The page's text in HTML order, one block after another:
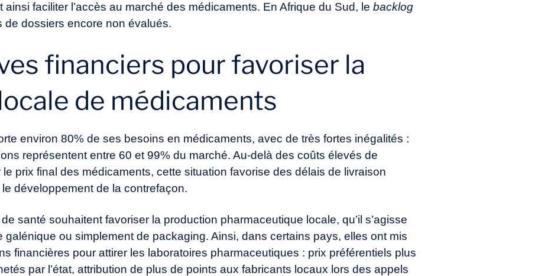
ainsi faciliter l’accès au marché des médicaments. En Afrique du Sud, lebacklog
de dossiers encore non évalués.
financiers pour favoriser la
de médicaments
environ 80% de ses besoins en médicaments, avec de très fortes inégalités :
représentent entre 60 et 99% du marché. Au-delà des coûts élevés de
prix final des médicaments, cette situation favorise des délais de livraison
développement de la contrefaçon.
santé souhaitent favoriser la production pharmaceutique locale, qu’il s’agisse
galénique ou simplement de packaging. Ainsi, dans certains pays, elles ont mis
financières pour attirer les laboratoires pharmaceutiques : prix préférentiels plus
par l’état, attribution de plus de points aux fabricants locaux lors des appels